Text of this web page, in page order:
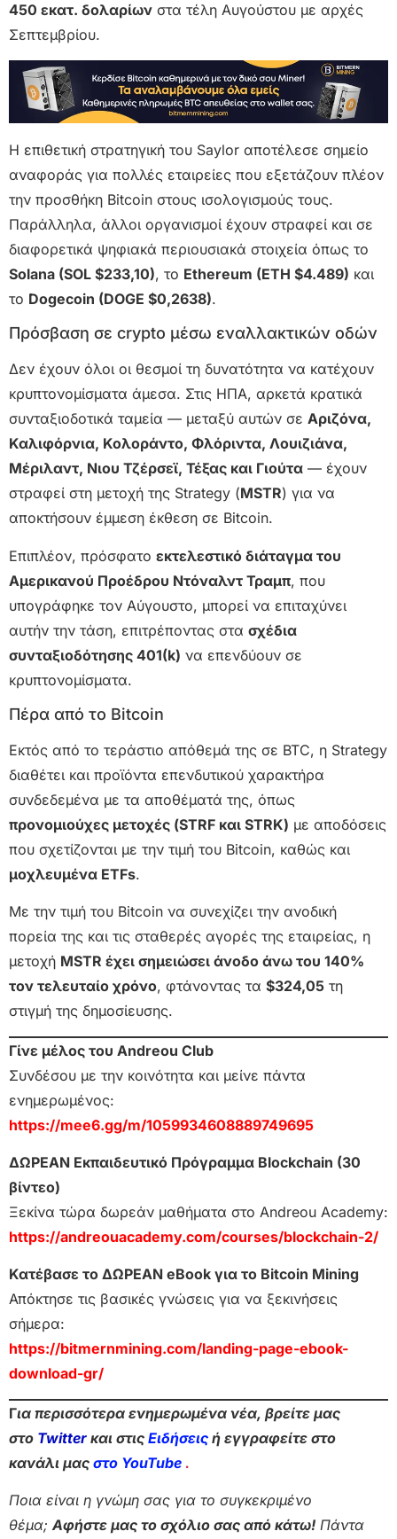
450 εκατ. δολαρίων στα τέλη Αυγούστου με αρχές
Σεπτεμβρίου.
Η επιθετική στρατηγική του Saylor αποτέλεσε σημείο
αναφοράς για πολλές εταιρείες που εξετάζουν πλέον
την προσθήκη Bitcoin στους ισολογισμούς τους.
Παράλληλα, άλλοι οργανισμοί έχουν στραφεί και σε
διαφορετικά ψηφιακά περιουσιακά στοιχεία όπως το
Solana (SOL $233,10), το Ethereum (ETH $4.489) και
το Dogecoin (DOGE $0,2638).
Πρόσβαση σε crypto μέσω εναλλακτικών οδών
Δεν έχουν όλοι οι θεσμοί τη δυνατότητα να κατέχουν
κρυπτονομίσματα άμεσα. Στις ΗΠΑ, αρκετά κρατικά
συνταξιοδοτικά ταμεία — μεταξύ αυτών σε Αριζόνα,
Καλιφόρνια, Κολοράντο, Φλόριντα, Λουιζιάνα,
Μέριλαντ, Νιου Τζέρσεϊ, Τέξας και Γιούτα — έχουν
στραφεί στη μετοχή της Strategy (MSTR) για να
αποκτήσουν έμμεση έκθεση σε Bitcoin.
Επιπλέον, πρόσφατο εκτελεστικό διάταγμα του
Αμερικανού Προέδρου Ντόναλντ Τραμπ, που
υπογράφηκε τον Αύγουστο, μπορεί να επιταχύνει
αυτήν την τάση, επιτρέποντας στα σχέδια
συνταξιοδότησης 401(k) να επενδύουν σε
κρυπτονομίσματα.
Πέρα από το Bitcoin
Εκτός από το τεράστιο απόθεμά της σε BTC, η Strategy
διαθέτει και προϊόντα επενδυτικού χαρακτήρα
συνδεδεμένα με τα αποθέματά της, όπως
προνομιούχες μετοχές (STRF και STRK) με αποδόσεις
που σχετίζονται με την τιμή του Bitcoin, καθώς και
μοχλευμένα ETFs.
Με την τιμή του Bitcoin να συνεχίζει την ανοδική
πορεία της και τις σταθερές αγορές της εταιρείας, η
μετοχή MSTR έχει σημειώσει άνοδο άνω του 140%
τον τελευταίο χρόνο, φτάνοντας τα $324,05 τη
στιγμή της δημοσίευσης.
Γίνε μέλος του Andreou Club
Συνδέσου με την κοινότητα και μείνε πάντα
ενημερωμένος:
https://mee6.gg/m/1059934608889749695
ΔΩΡΕΑΝ Εκπαιδευτικό Πρόγραμμα Blockchain (30
βίντεο)
Ξεκίνα τώρα δωρεάν μαθήματα στο Andreou Academy:
https://andreouacademy.com/courses/blockchain-2/
Κατέβασε το ΔΩΡΕΑΝ eBook για το Bitcoin Mining
Απόκτησε τις βασικές γνώσεις για να ξεκινήσεις
σήμερα:
https://bitmernmining.com/landing-page-ebook-
download-gr/
Για περισσότερα ενημερωμένα νέα, βρείτε μας
στο Twitter και στις Ειδήσεις ή εγγραφείτε στο
κανάλι μας στο YouTube .
Ποια είναι η γνώμη σας για το συγκεκριμένο
θέμα;Αφήστε μας το σχόλιο σας από κάτω! Πάντα